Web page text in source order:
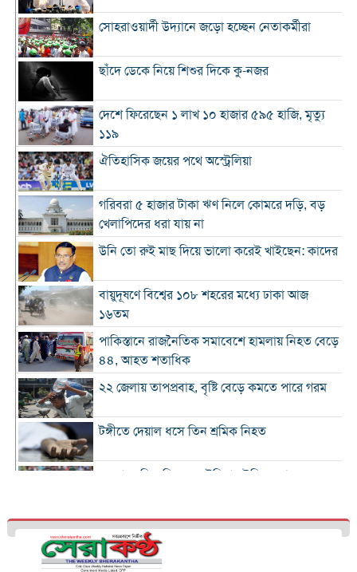
সোহরাওয়ার্দী উদ্যানে জড়ো হচ্ছেন নেতাকর্মীরা
ছাঁদে ডেকে নিয়ে শিশুর দিকে কু-নজর
দেশে ফিরেছেন ১ লাখ ১০ হাজার ৫৯৫ হাজি, মৃত্যু
১১৯
ঐতিহাসিক জয়ের পথে অস্ট্রেলিয়া
গরিবরা ৫ হাজার টাকা ঋণ নিলে কোমরে দড়ি, বড়
খেলাপিদের ধরা যায় না
উনি তো রুই মাছ দিয়ে ভালো করেই খাইছেন: কাদের
বায়ুদূষণে বিশ্বের ১০৮ শহরের মধ্যে ঢাকা আজ
১৬তম
পাকিস্তানে রাজনৈতিক সমাবেশে হামলায় নিহত বেড়ে
৪৪, আহত শতাধিক
২২ জেলায় তাপপ্রবাহ, বৃষ্টি বেড়ে কমতে পারে গরম
টঙ্গীতে দেয়াল ধসে তিন শ্রমিক নিহত
১২ রানে লিড নিয়ে অস্ট্রেলিয়ার ইনিংস শেষ
গলে যাওয়া হিমবাহ থেকে মিলল ৩৭ বছর আগে
নিখোঁজ পর্যটকের মরদেহ
শান্তিপূর্ণ নির্বাচনে রাজনৈতিক সমঝোতার বিকল্প